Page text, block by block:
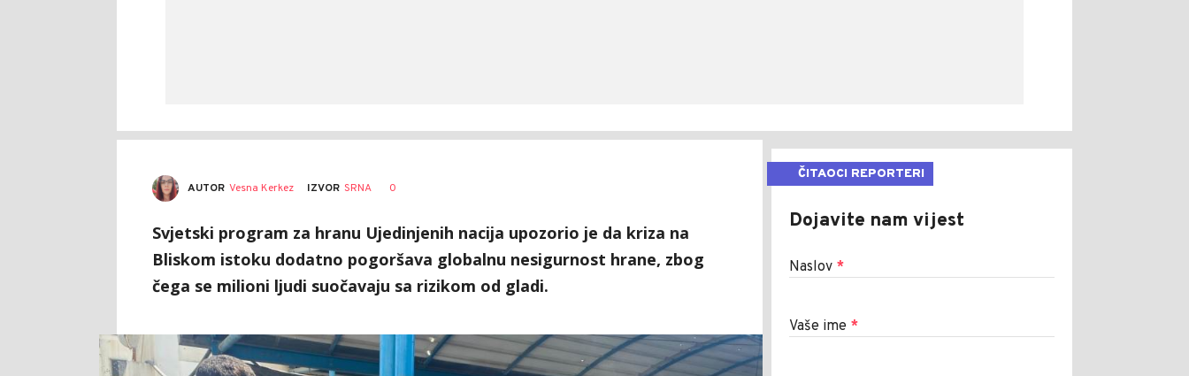
AUTOR Vesna Kerkez IZVOR SRNA 0
Svjetski program za hranu Ujedinjenih nacija upozorio je da kriza na
Bliskom istoku dodatno pogoršava globalnu nesigurnost hrane, zbog
čega se milioni ljudi suočavaju sa rizikom od gladi.
ČITAOCI REPORTERI
Dojavite nam vijest
Naslov *
Vaše ime *